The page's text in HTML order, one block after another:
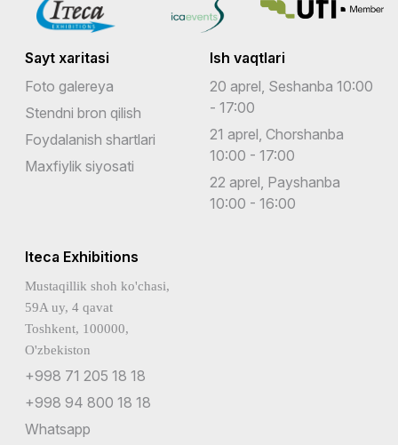
Sayt xaritasi
Foto galereya
Stendni bron qilish
Foydalanish shartlari
Maxfiylik siyosati
Ish vaqtlari
20 aprel, Seshanba 10:00
- 17:00
21 aprel, Chorshanba
10:00 - 17:00
22 aprel, Payshanba
10:00 - 16:00
Iteca Exhibitions
Mustaqillik shoh ko'chasi,
59A uy, 4 qavat
Toshkent, 100000,
O'zbekiston
+998 71 205 18 18
+998 94 800 18 18
Whatsapp